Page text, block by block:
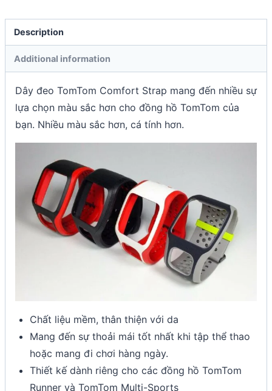
Description
Additional information
Dây đeo TomTom Comfort Strap mang đến nhiều sự
lựa chọn màu sắc hơn cho đồng hồ TomTom của
bạn. Nhiều màu sắc hơn, cá tính hơn.
Chất liệu mềm, thân thiện với da
Mang đến sự thoải mái tốt nhất khi tập thể thao
hoặc mang đi chơi hàng ngày.
Thiết kế dành riêng cho các đồng hồ TomTom
Runner và TomTom Multi-Sports